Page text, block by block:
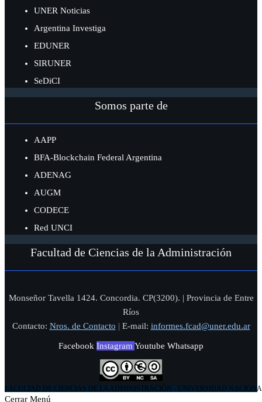
UNER Noticias
Argentina Investiga
EDUNER
SIRUNER
SeDiCI
Somos parte de
AAPP
BFA-Blockchain Federal Argentina
ADENAG
AUGM
CODECE
Red UNCI
Facultad de Ciencias de la Administración
Monseñor Tavella 1424. Concordia. CP(3200). | Provincia de Entre
Ríos
Contacto: Nros. de Contacto | E-mail: informes.fcad@uner.edu.ar
Facebook Instagram Youtube Whatsapp
FACULTAD DE CIENCIAS DE LA ADMINISTRACIÓN - UNIVERSIDAD
Cerrar Menú